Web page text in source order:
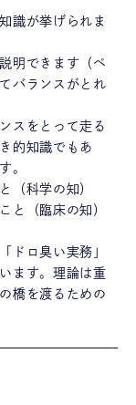
識が挙げられま
明できます（ペ
バランスがとれ
スをとって走る
的知識でもあ
。
（科学の知）
と（臨床の知）
ドロ臭い実務」
ます。理論は重
橋を渡るための